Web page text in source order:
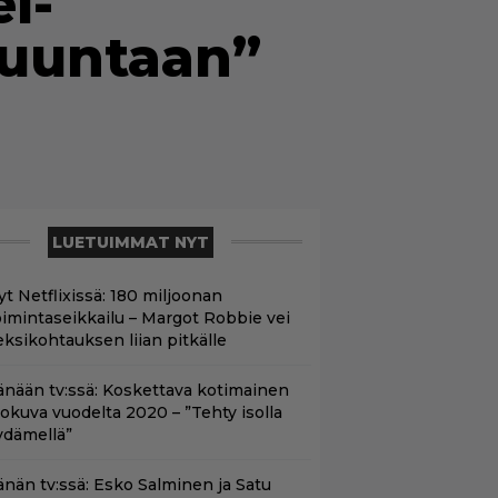
LUETUIMMAT NYT
Netflixissä: 180 miljoonan
– Margot Robbie vei
liian pitkälle
tv:ssä: Koskettava kotimainen
vuodelta 2020 – ”Tehty isolla
tv:ssä: Esko Salminen ja Satu